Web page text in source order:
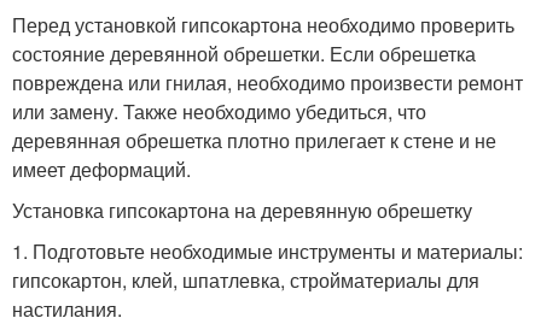
Перед установкой гипсокартона необходимо проверить
состояние деревянной обрешетки. Если обрешетка
повреждена или гнилая, необходимо произвести ремонт
или замену. Также необходимо убедиться, что
деревянная обрешетка плотно прилегает к стене и не
имеет деформаций.
Установка гипсокартона на деревянную обрешетку
1. Подготовьте необходимые инструменты и материалы:
гипсокартон, клей, шпатлевка, стройматериалы для
настилания.